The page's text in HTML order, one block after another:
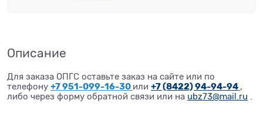
Описание
Для заказа ОПГС оставьте заказ на сайте или по
телефону +7 951-099-16-30 или +7 (8422) 94-94-94 ,
либо через форму обратной связи или на ubz73@mail.ru